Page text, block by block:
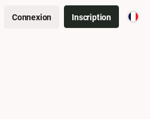
Connexion Inscription